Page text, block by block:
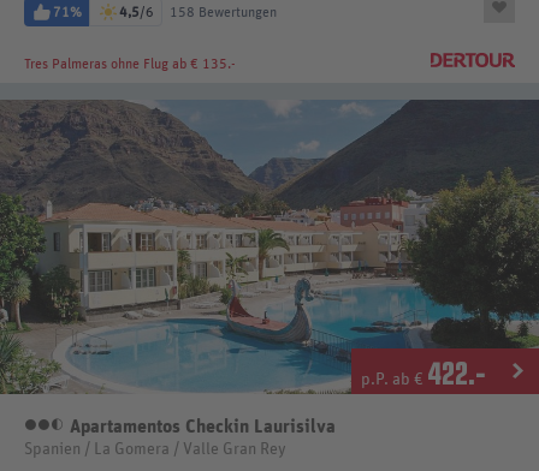
71% 4,5/6 158 Bewertungen
Tres Palmeras ohne Flug ab € 135.-
p.P. ab € 422.-
2,5 Sterne
Apartamentos Checkin Laurisilva
Spanien / La Gomera / Valle Gran Rey